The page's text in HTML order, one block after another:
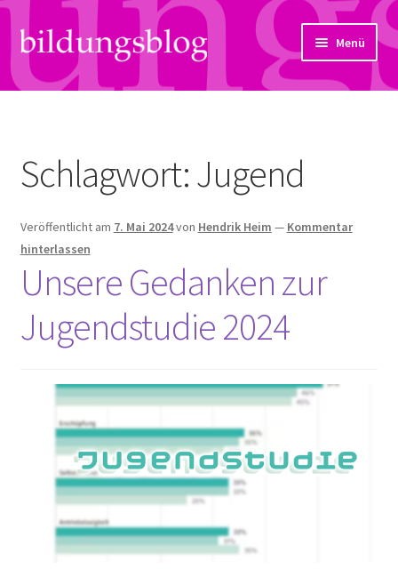
Zur
Navigation
springen
Zum
Inhalt
springen
Menü
Über uns
Links
Kontakt
Subjektiv
Bildungsreport
Peps Gedanken
Talks & Tratsch
Schlagwort:Jugend
Veröffentlicht am 7. Mai 2024von Hendrik Heim — Kommentar
hinterlassen
Unsere Gedanken zur
Jugendstudie 2024